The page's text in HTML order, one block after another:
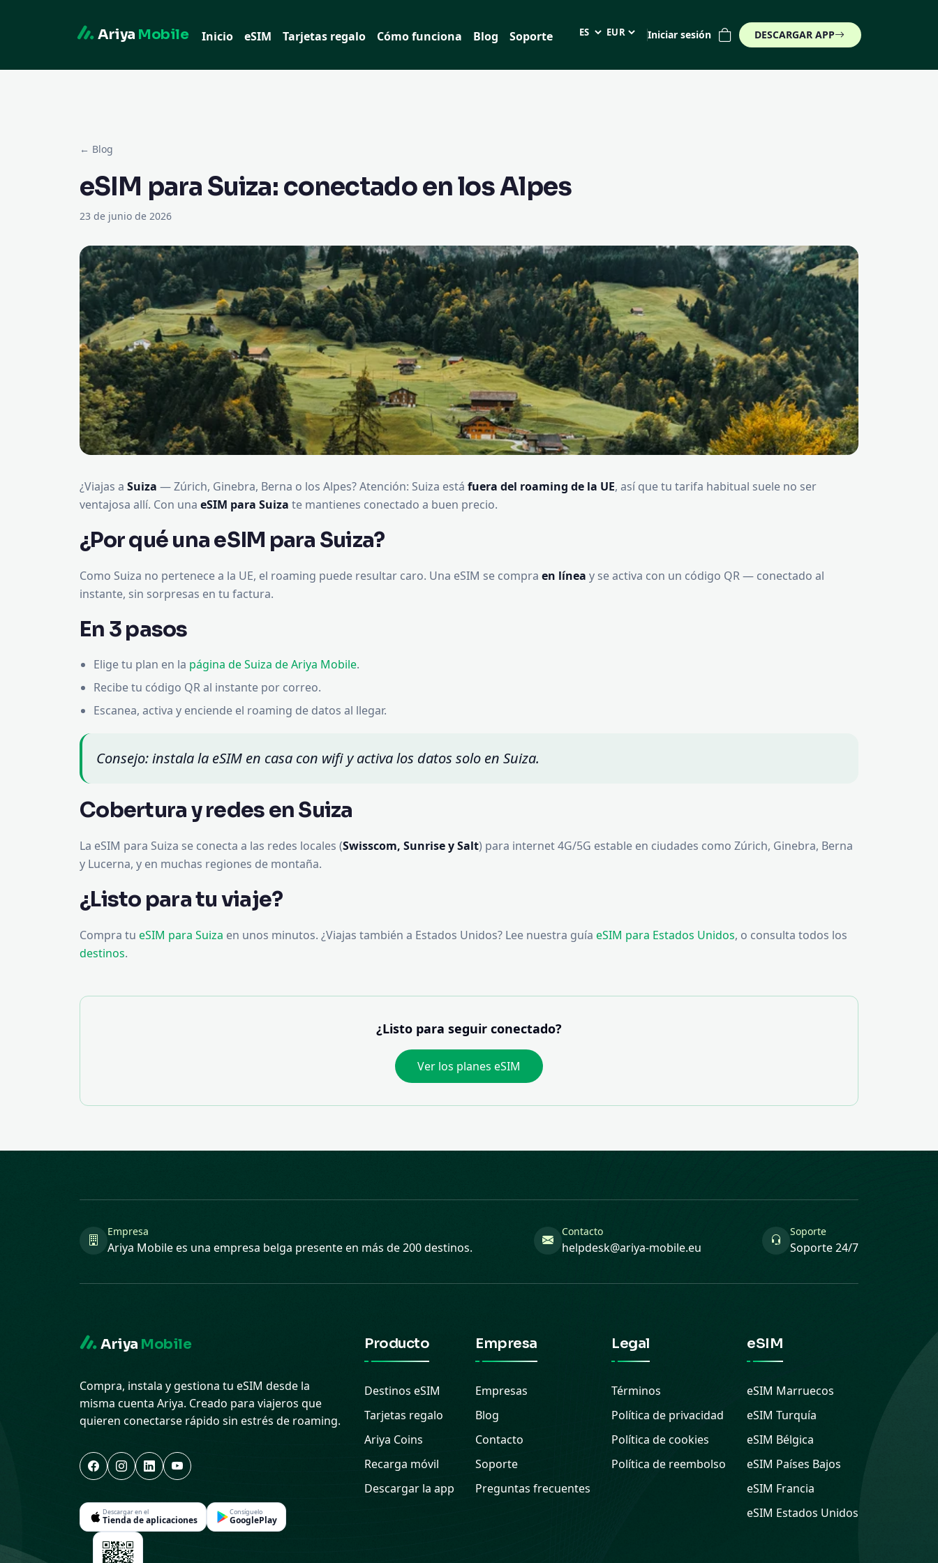
Ariya Mobile Inicio eSIM Tarjetas regalo Cómo funciona Blog Soporte IdiomaEUR (€) Iniciar sesión DESCARGAR APP
← Blog
eSIM para Suiza: conectado en los Alpes
23 de junio de 2026
¿Viajas a Suiza — Zúrich, Ginebra, Berna o los Alpes? Atención: Suiza está fuera del roaming de la UE, así que tu tarifa habitual suele no ser
ventajosa allí. Con una eSIM para Suiza te mantienes conectado a buen precio.
¿Por qué una eSIM para Suiza?
Como Suiza no pertenece a la UE, el roaming puede resultar caro. Una eSIM se compra en línea y se activa con un código QR — conectado al
instante, sin sorpresas en tu factura.
En 3 pasos
Elige tu plan en la página de Suiza de Ariya Mobile.
Recibe tu código QR al instante por correo.
Escanea, activa y enciende el roaming de datos al llegar.
Consejo: instala la eSIM en casa con wifi y activa los datos solo en Suiza.
Cobertura y redes en Suiza
La eSIM para Suiza se conecta a las redes locales (Swisscom, Sunrise y Salt) para internet 4G/5G estable en ciudades como Zúrich, Ginebra, Berna
y Lucerna, y en muchas regiones de montaña.
¿Listo para tu viaje?
Compra tu eSIM para Suiza en unos minutos. ¿Viajas también a Estados Unidos? Lee nuestra guía eSIM para Estados Unidos, o consulta todos los
destinos.
¿Listo para seguir conectado?
Ver los planes eSIM
Empresa
Ariya Mobile es una empresa belga presente en más de 200 destinos.
Contacto
helpdesk@ariya-mobile.eu
Soporte
Soporte 24/7
Ariya Mobile
Compra, instala y gestiona tu eSIM desde la
misma cuenta Ariya. Creado para viajeros que
quieren conectarse rápido sin estrés de roaming.
Descargar en el
Tienda de aplicaciones
Consíguelo
GooglePlay
Producto
Destinos eSIM
Tarjetas regalo
Ariya Coins
Recarga móvil
Descargar la app
Empresa
Empresas
Blog
Contacto
Soporte
Preguntas frecuentes
Legal
Términos
Política de privacidad
Política de cookies
Política de reembolso
eSIM
eSIM Marruecos
eSIM Turquía
eSIM Bélgica
eSIM Países Bajos
eSIM Francia
eSIM Estados Unidos